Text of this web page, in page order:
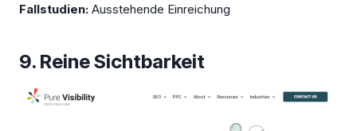
Fallstudien: Ausstehende Einreichung
9. Reine Sichtbarkeit